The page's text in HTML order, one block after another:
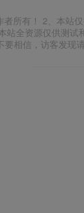
者所有！ 2、本站
站全资源仅供测
相信，访客发现